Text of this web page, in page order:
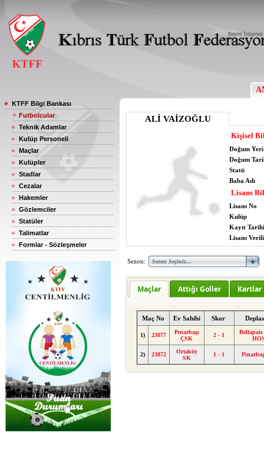
KTFF Bilgi Bankası
Futbolcular
Teknik Adamlar
Kulüp Personeli
Maçlar
Kulüpler
Stadlar
Cezalar
Hakemler
Gözlemciler
Statüler
Talimatlar
Formlar - Sözleşmeler
ALİ VAİZOĞLU
Kişisel
Doğum Yeri
Doğum
Statü
Baba Adı
Lisans
Lisans No
Kulüp
Kayıt Tarihi
Lisans
Sezon:
Maçlar Attığı Goller Kartlar
Maç No Ev Sahibi Skor
1) 23877
Pınarbaşı
ÇSK
2 - 1
Bellapais
2) 23872
Ortaköy
SK
1 - 1